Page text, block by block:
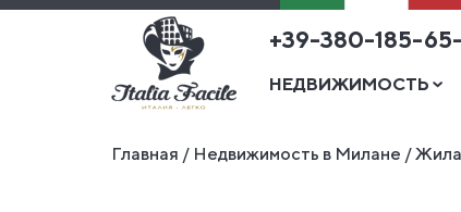
+39-380-185-
НЕДВИЖИМОСТЬ
Главная / Недвижимость в Милане /